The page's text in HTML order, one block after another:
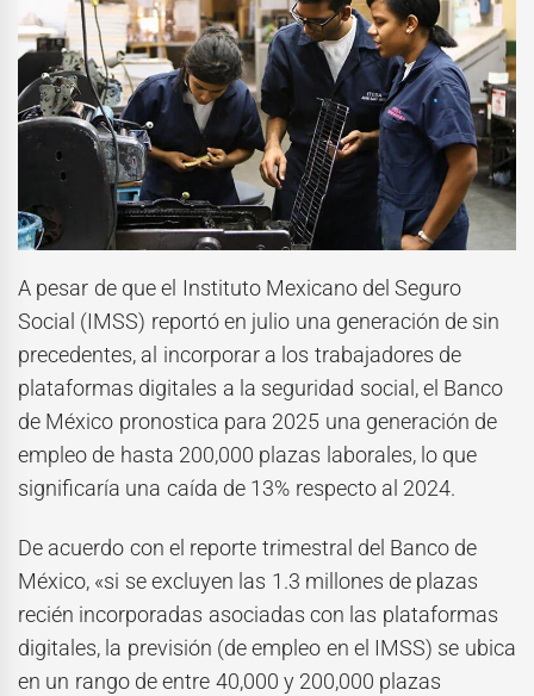
A pesar de que el Instituto Mexicano del Seguro
Social (IMSS) reportó en julio una generación de sin
precedentes, al incorporar a los trabajadores de
plataformas digitales a la seguridad social, el Banco
de México pronostica para 2025 una generación de
empleo de hasta 200,000 plazas laborales, lo que
significaría una caída de 13% respecto al 2024.
De acuerdo con el reporte trimestral del Banco de
México, «si se excluyen las 1.3 millones de plazas
recién incorporadas asociadas con las plataformas
digitales, la previsión (de empleo en el IMSS) se ubica
en un rango de entre 40,000 y 200,000 plazas